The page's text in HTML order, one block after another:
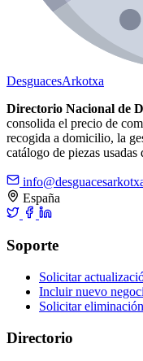
DesguacesArkotxa
Directorio Nacional de
consolida el precio de
recogida a domicilio, la
catálogo de piezas usadas
España
Soporte
Solicitar
Incluir nuevo
Solicitar eliminación
Directorio